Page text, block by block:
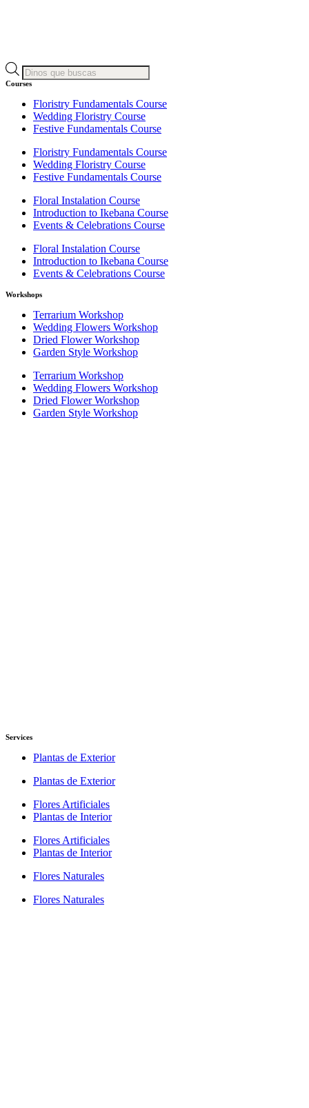
Búsqueda
de
Courses
Floristry Fundamentals Course
Wedding Floristry Course
Festive Fundamentals Course
Floristry Fundamentals Course
Wedding Floristry Course
Festive Fundamentals Course
Floral Instalation Course
Introduction to Ikebana Course
Events & Celebrations Course
Floral Instalation Course
Introduction to Ikebana Course
Events & Celebrations Course
Workshops
Terrarium Workshop
Wedding Flowers Workshop
Dried Flower Workshop
Garden Style Workshop
Terrarium Workshop
Wedding Flowers Workshop
Dried Flower Workshop
Garden Style Workshop
Services
Plantas de Exterior
Plantas de Exterior
Flores Artificiales
Plantas de Interior
Flores Artificiales
Plantas de Interior
Flores Naturales
Flores Naturales